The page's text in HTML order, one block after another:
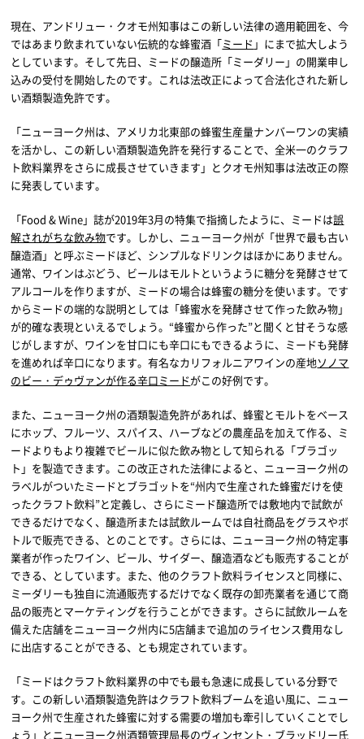
現在、アンドリュー・クオモ州知事はこの新しい法律の適用範囲を、今
ではあまり飲まれていない伝統的な蜂蜜酒「ミード 」にまで拡大しよう
としています。そして先日、ミードの醸造所「ミーダリー」の開業申し
込みの受付を開始したのです。これは法改正によって合法化された新し
い酒類製造免許です。
「ニューヨーク州は、アメリカ北東部の蜂蜜生産量ナンバーワンの実績
を活かし、この新しい酒類製造免許を発行することで、全米一のクラフ
ト飲料業界をさらに成長させていきます」とクオモ州知事は法改正の際
に発表しています。
「Food & Wine」誌が2019年3月の特集で指摘したように、ミードは誤
解されがちな飲み物です。しかし、ニューヨーク州が「世界で最も古い
醸造酒」と呼ぶミードほど、シンプルなドリンクはほかにありません。
通常、ワインはぶどう、ビールはモルトというように糖分を発酵させて
アルコールを作りますが、ミードの場合は蜂蜜の糖分を使います。です
からミードの端的な説明としては「蜂蜜水を発酵させて作った飲み物」
が的確な表現といえるでしょう。“蜂蜜から作った”と聞くと甘そうな感
じがしますが、ワインを甘口にも辛口にもできるように、ミードも発酵
を進めれば辛口になります。有名なカリフォルニアワインの産地ソノマ
のビー・デゥヴァンが作る辛口ミードがこの好例です。
また、ニューヨーク州の酒類製造免許があれば、蜂蜜とモルトをベース
にホップ、フルーツ、スパイス、ハーブなどの農産品を加えて作る、ミ
ードよりもより複雑でビールに似た飲み物として知られる「ブラゴッ
ト」を製造できます。この改正された法律によると、ニューヨーク州の
ラベルがついたミードとブラゴットを“州内で生産された蜂蜜だけを使
ったクラフト飲料”と定義し、さらにミード醸造所では敷地内で試飲が
できるだけでなく、醸造所または試飲ルームでは自社商品をグラスやボ
トルで販売できる、とのことです。さらには、ニューヨーク州の特定事
業者が作ったワイン、ビール、サイダー、醸造酒なども販売することが
できる、としています。また、他のクラフト飲料ライセンスと同様に、
ミーダリーも独自に流通販売するだけでなく既存の卸売業者を通じて商
品の販売とマーケティングを行うことができます。さらに試飲ルームを
備えた店舗をニューヨーク州内に5店舗まで追加のライセンス費用なし
に出店することができる、とも規定されています。
「ミードはクラフト飲料業界の中でも最も急速に成長している分野で
す。この新しい酒類製造免許はクラフト飲料ブームを追い風に、ニュー
ヨーク州で生産された蜂蜜に対する需要の増加も牽引していくことでし
ょう」とニューヨーク州酒類管理局長のヴィンセント・ブラッドリー氏